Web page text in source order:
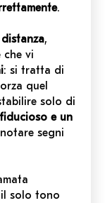
.
,
che vi
: si tratta di
quel
solo di
e un
segni
il solo tono